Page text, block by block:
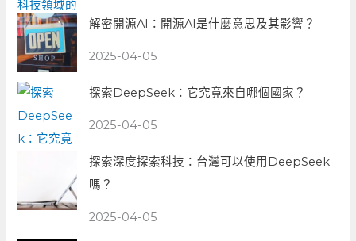
解密開源AI：開源AI是什麼意思及其影響？
2025-04-05
探索DeepSeek：它究竟來自哪個國家？
2025-04-05
探索深度探索科技：台灣可以使用DeepSeek
嗎？
2025-04-05